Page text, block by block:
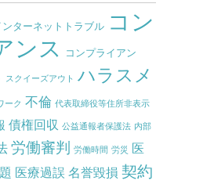
ンターネットトラブル コン
ンス
コンプライアン
スクイーズアウト ハラスメ
ーク 不倫 代表取締役等住所非表示
債権回収 公益通報者保護法 内部
労働審判 労働時間 労災
医
医療過誤 名誉毀損 契約